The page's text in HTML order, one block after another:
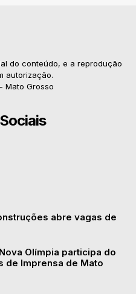
do conteúdo, e a reprodução
autorização.
Mato Grosso
abre vagas de
Olímpia participa do
de Imprensa de Mato